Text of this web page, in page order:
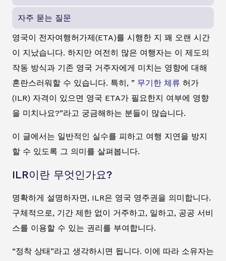
자주 묻는 질문
영국이 전자여행허가제(ETA)를 시행한 지 꽤 오랜 시간
이 지났습니다. 하지만 여전히 많은 여행자는 이 제도의
작동 방식과 기존 영국 거주자에게 미치는 영향에 대해
혼란스러워할 수 있습니다. 특히, ” 무기한 체류 허가
(ILR) 자격이 있으면 영국 ETA가 필요한지 여부에 영향
을 미치나요?”라고 궁금해하는 분들이 많습니다.
이 글에서는 일반적인 실수를 피하고 여행 지연을 방지
할 수 있도록 그 의미를 살펴봅니다.
ILR이란 무엇인가요?
명확하게 설명하자면, ILR은 영국 영주권을 의미합니다.
구체적으로, 기간 제한 없이 거주하고, 일하고, 공공 서비
스를 이용할 수 있는 권리를 부여합니다.
“정착 상태”라고 생각하시면 됩니다. 이에 따라 소유자는